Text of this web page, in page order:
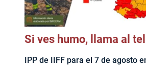
Si ves humo, llama al
IPP de IIFF para el 7 de agosto